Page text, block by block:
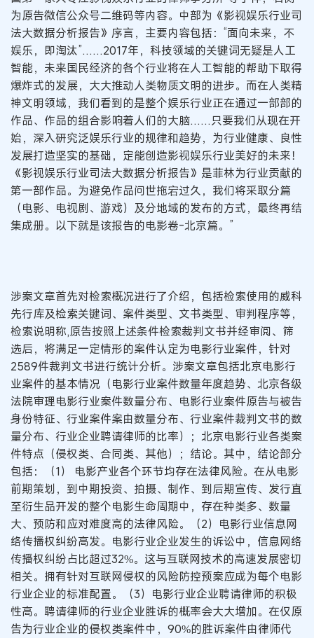
为原告微信公众号二维码等内容。中部为《影视娱乐行业司
法大数据分析报告》序言，主要内容包括：“面向未来，不
娱乐，即淘汰”……2017年，科技领域的关键词无疑是人工
智能，未来国民经济的各个行业将在人工智能的帮助下取得
爆炸式的发展，大大推动人类物质文明的进步。而在人类精
神文明领域，我们看到的是整个娱乐行业正在通过一部部的
作品、作品的组合影响着人们的大脑……只要我们从现在开
始，深入研究泛娱乐行业的规律和趋势，为行业健康、良性
发展打造坚实的基础，定能创造影视娱乐行业美好的未来！
《影视娱乐行业司法大数据分析报告》是菲林为行业贡献的
第一部作品。为避免作品问世拖宕过久，我们将采取分篇
（电影、电视剧、游戏）及分地域的发布的方式，最终再结
集成册。以下就是该报告的电影卷-北京篇。”
涉案文章首先对检索概况进行了介绍，包括检索使用的威科
先行库及检索关键词、案件类型、文书类型、审判程序等，
检索说明称,原告按照上述条件检索裁判文书并经审阅、筛
选后，将满足一定情形的案件认定为电影行业案件，针对
2589件裁判文书进行统计分析。涉案文章包括北京电影行
业案件的基本情况（电影行业案件数量年度趋势、北京各级
法院审理电影行业案件数量分布、电影行业案件原告与被告
身份特征、行业案件案由数量分布、行业案件裁判文书的数
量分布、行业企业聘请律师的比率）；北京电影行业各类案
件特点（侵权类、合同类、其他）；结论。其中，结论部分
包括：（1） 电影产业各个环节均存在法律风险。在从电影
前期策划，到中期投资、拍摄、制作、到后期宣传、发行直
至衍生品开发的整个电影生命周期中，存在种类多、数量
大、预防和应对难度高的法律风险。（2）电影行业信息网
络传播权纠纷高发。电影行业企业发生的诉讼中，信息网络
传播权纠纷占比超过32%。这与互联网技术的高速发展密切
相关。拥有针对互联网侵权的风险防控预案应成为每个电影
行业企业的标准配置。（3）电影行业企业聘请律师的积极
性高。聘请律师的行业企业胜诉的概率会大大增加。在仅原
告为行业企业的侵权类案件中，90%的胜诉案件由律师代